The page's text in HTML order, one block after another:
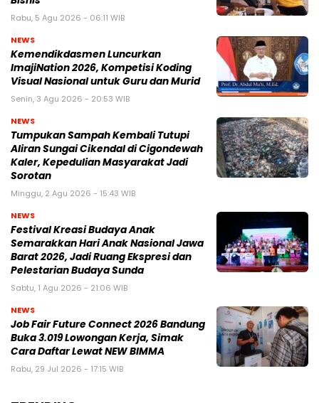
Rabu, 5 Agu 2026 - 06:11 WIB
NEWS
Kemendikdasmen Luncurkan
ImajiNation 2026, Kompetisi Koding
Visual Nasional untuk Guru dan Murid
Senin, 3 Agu 2026 - 20:53 WIB
NEWS
Tumpukan Sampah Kembali Tutupi
Aliran Sungai Cikendal di Cigondewah
Kaler, Kepedulian Masyarakat Jadi
Sorotan
Minggu, 2 Agu 2026 - 15:43 WIB
NEWS
Festival Kreasi Budaya Anak
Semarakkan Hari Anak Nasional Jawa
Barat 2026, Jadi Ruang Ekspresi dan
Pelestarian Budaya Sunda
Sabtu, 1 Agu 2026 - 21:06 WIB
NEWS
Job Fair Future Connect 2026 Bandung
Buka 3.019 Lowongan Kerja, Simak
Cara Daftar Lewat NEW BIMMA
Rabu, 29 Jul 2026 - 17:15 WIB